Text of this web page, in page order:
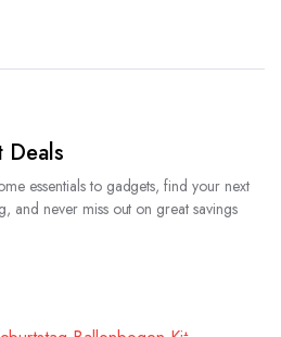
Deals
essentials to gadgets, find your next
and never miss out on great savings